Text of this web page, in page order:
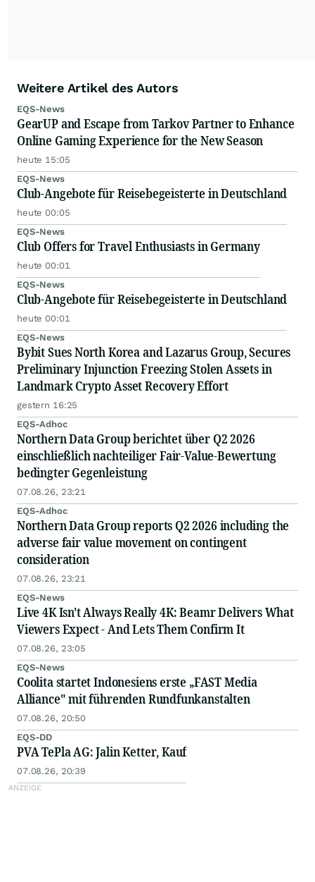
Weitere Artikel des Autors
EQS-News
GearUP and Escape from Tarkov Partner to Enhance
Online Gaming Experience for the New Season
heute 15:05
EQS-News
Club-Angebote für Reisebegeisterte in Deutschland
heute 00:05
EQS-News
Club Offers for Travel Enthusiasts in Germany
heute 00:01
EQS-News
Club-Angebote für Reisebegeisterte in Deutschland
heute 00:01
EQS-News
Bybit Sues North Korea and Lazarus Group, Secures
Preliminary Injunction Freezing Stolen Assets in
Landmark Crypto Asset Recovery Effort
gestern 16:25
EQS-Adhoc
Northern Data Group berichtet über Q2 2026
einschließlich nachteiliger Fair-Value-Bewertung
bedingter Gegenleistung
07.08.26, 23:21
EQS-Adhoc
Northern Data Group reports Q2 2026 including the
adverse fair value movement on contingent
consideration
07.08.26, 23:21
EQS-News
Live 4K Isn't Always Really 4K: Beamr Delivers What
Viewers Expect - And Lets Them Confirm It
07.08.26, 23:05
EQS-News
Coolita startet Indonesiens erste „FAST Media
Alliance" mit führenden Rundfunkanstalten
07.08.26, 20:50
EQS-DD
PVA TePla AG: Jalin Ketter, Kauf
07.08.26, 20:39